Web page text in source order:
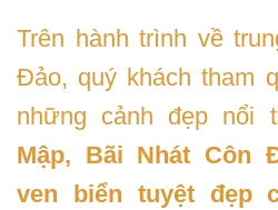
Trên hành trình về
Đảo, quý khách tham
những cảnh đẹp nổi
Mập, Bãi Nhát Côn
ven biển tuyệt đẹp